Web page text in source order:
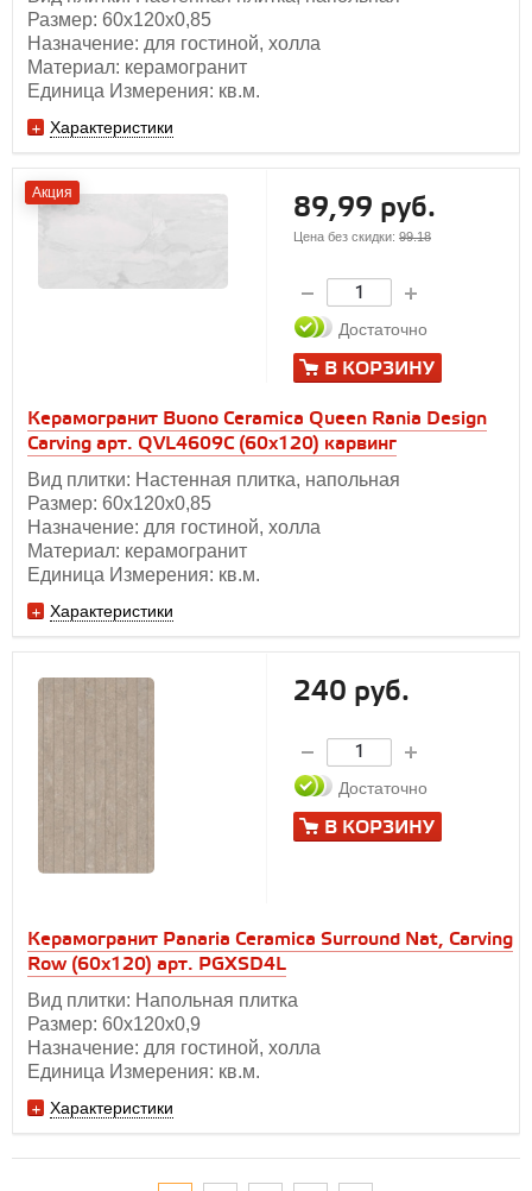
Размер: 60х120х0,85
Назначение: для гостиной, холла
Материал: керамогранит
Единица Измерения: кв.м.
Характеристики
Акция
Керамогранит Buono Ceramica Queen Rania Design
Carving арт. QVL4609C (60x120) карвинг
Вид плитки: Настенная плитка, напольная
Размер: 60х120х0,85
Назначение: для гостиной, холла
Материал: керамогранит
Единица Измерения: кв.м.
Характеристики
89,99 руб.
Цена без скидки: 99.18
Достаточно
В КОРЗИНУ
Керамогранит Panaria Ceramica Surround Nat, Carving
Row (60x120) арт. PGXSD4L
Вид плитки: Напольная плитка
Размер: 60х120х0,9
Назначение: для гостиной, холла
Единица Измерения: кв.м.
Характеристики
240 руб.
Достаточно
В КОРЗИНУ